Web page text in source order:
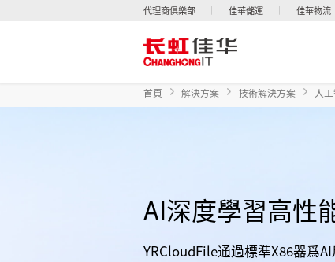
代理商俱樂部 佳華儲運 佳華物流
首頁 解決方案 技術解決方案 人
AI深度學習高性
YRCloudFile通過標準X86器爲